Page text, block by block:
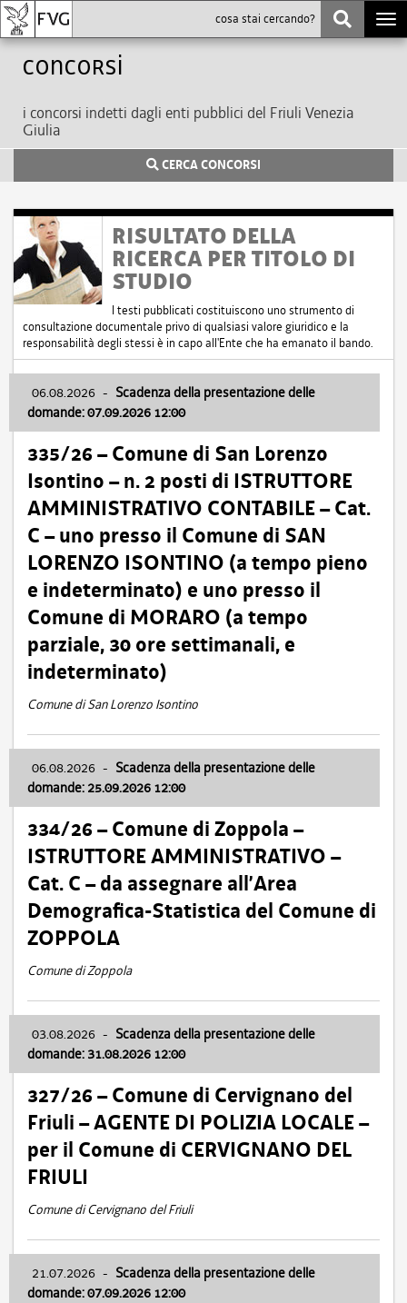
Concorsi
i concorsi indetti dagli enti pubblici del Friuli Venezia
Giulia
CERCA CONCORSI
RISULTATO DELLA
RICERCA PER TITOLO DI
STUDIO
I testi pubblicati costituiscono uno strumento di
consultazione documentale privo di qualsiasi valore giuridico e la
responsabilità degli stessi è in capo all'Ente che ha emanato il bando.
06.08.2026 - Scadenza della presentazione delle
domande: 07.09.2026 12:00
335/26 – Comune di San Lorenzo
Isontino – n. 2 posti di ISTRUTTORE
AMMINISTRATIVO CONTABILE – Cat.
C – uno presso il Comune di SAN
LORENZO ISONTINO (a tempo pieno
e indeterminato) e uno presso il
Comune di MORARO (a tempo
parziale, 30 ore settimanali, e
indeterminato)
Comune di San Lorenzo Isontino
06.08.2026 - Scadenza della presentazione delle
domande: 25.09.2026 12:00
334/26 – Comune di Zoppola –
ISTRUTTORE AMMINISTRATIVO –
Cat. C – da assegnare all’Area
Demografica-Statistica del Comune di
ZOPPOLA
Comune di Zoppola
03.08.2026 - Scadenza della presentazione delle
domande: 31.08.2026 12:00
327/26 – Comune di Cervignano del
Friuli – AGENTE DI POLIZIA LOCALE –
per il Comune di CERVIGNANO DEL
FRIULI
Comune di Cervignano del Friuli
21.07.2026 - Scadenza della presentazione delle
domande: 07.09.2026 12:00